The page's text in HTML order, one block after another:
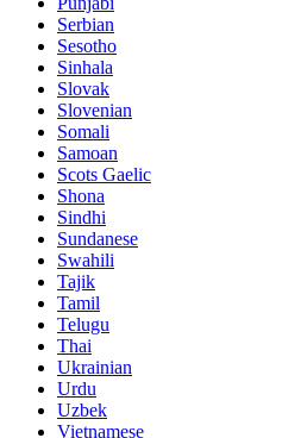
Serbian
Sesotho
Sinhala
Slovak
Slovenian
Somali
Samoan
Scots Gaelic
Shona
Sindhi
Sundanese
Swahili
Tajik
Tamil
Telugu
Thai
Ukrainian
Urdu
Uzbek
Vietnamese